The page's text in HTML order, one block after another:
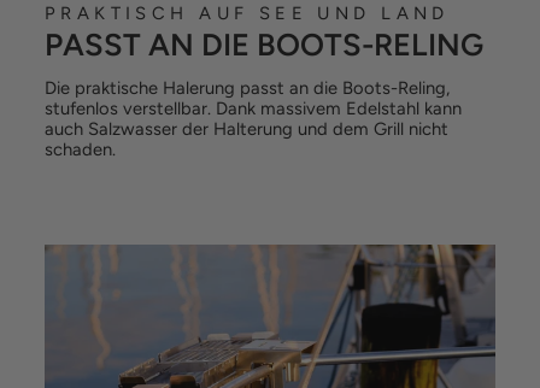
PRAKTISCH AUF SEE UND LAND
PASST AN DIE BOOTS-RELING
Die praktische Halerung passt an die Boots-Reling,
stufenlos verstellbar. Dank massivem Edelstahl kann
auch Salzwasser der Halterung und dem Grill nicht
schaden.